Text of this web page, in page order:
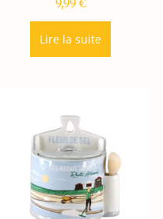
9,99€
Lire la suite